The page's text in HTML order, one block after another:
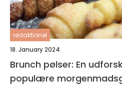
redaktionel
18. January 2024
Brunch pølser: En
populære